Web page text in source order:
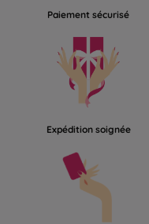
Paiement sécurisé
Expédition soignée